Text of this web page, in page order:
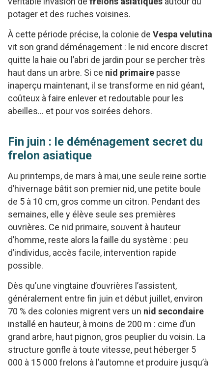
potager et des ruches voisines.
À cette période précise, la colonie de Vespa velutina
vit son grand déménagement : le nid encore discret
quitte la haie ou l’abri de jardin pour se percher très
haut dans un arbre. Si ce nid primaire passe
inaperçu maintenant, il se transforme en nid géant,
coûteux à faire enlever et redoutable pour les
abeilles… et pour vos soirées dehors.
Fin juin : le déménagement secret du
frelon asiatique
Au printemps, de mars à mai, une seule reine sortie
d’hivernage bâtit son premier nid, une petite boule
de 5 à 10 cm, gros comme un citron. Pendant des
semaines, elle y élève seule ses premières
ouvrières. Ce nid primaire, souvent à hauteur
d’homme, reste alors la faille du système : peu
d’individus, accès facile, intervention rapide
possible.
Dès qu’une vingtaine d’ouvrières l’assistent,
généralement entre fin juin et début juillet, environ
70 % des colonies migrent vers un nid secondaire
installé en hauteur, à moins de 200 m : cime d’un
grand arbre, haut pignon, gros peuplier du voisin. La
structure gonfle à toute vitesse, peut héberger 5
000 à 15 000 frelons à l’automne et produire jusqu’à